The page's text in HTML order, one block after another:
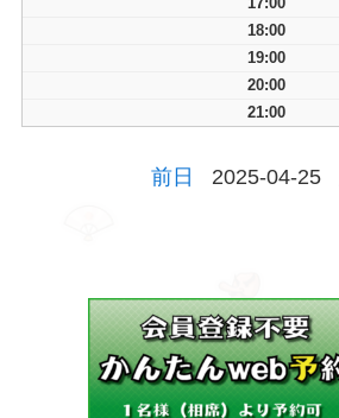
18:00
19:00
20:00
21:00
前日 2025-04-25